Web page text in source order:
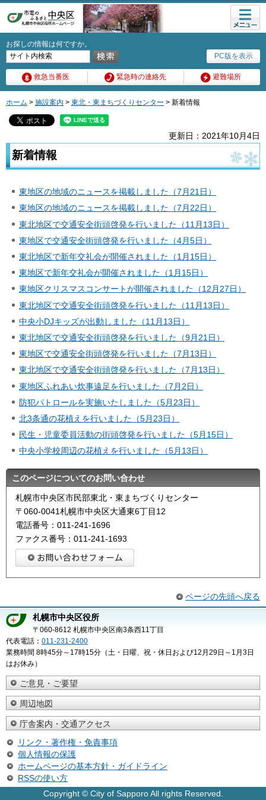
PC版を表示
お探しの情報は何ですか。
救急当番医 緊急時の連絡先 避難場所
メニュ
ー
ホーム > 施設案内 > 東北・東まちづくりセンター > 新着情報
更新日：2021年10月4日
新着情報
東地区の地域のニュースを掲載しました（7月21日）
東地区の地域のニュースを掲載しました（7月22日）
東北地区で交通安全街頭啓発を行いました（11月13日）
東地区で交通安全街頭啓発を行いました（4月5日）
東北地区で新年交礼会が開催されました（1月15日）
東地区で新年交礼会が開催されました（1月15日）
東地区クリスマスコンサートが開催されました（12月27日）
東北地区で交通安全街頭啓発を行いました（11月13日）
中央小DJキッズが出動しました（11月13日）
東北地区で交通安全街頭啓発を行いました（9月21日）
東地区で交通安全街頭啓発を行いました（7月13日）
東北地区で交通安全街頭啓発を行いました（7月13日）
東地区ふれあい炊事遠足を行いました（7月2日）
防犯パトロールを実施いたしました（5月23日）
北3条通の花植えを行いました（5月23日）
民生・児童委員活動の街頭啓発を行いました（5月15日）
中央小学校周辺の花植えを行いました（5月13日）
このページについてのお問い合わせ
札幌市中央区市民部東北・東まちづくりセンター
〒060-0041札幌市中央区大通東6丁目12
電話番号：011-241-1696
ファクス番号：011-241-1693
ページの先頭へ戻る
札幌市中央区役所
〒060-8612 札幌市中央区南3条西11丁目
代表電話： 011-231-2400
業務時間 8時45分～17時15分（土・日曜、祝・休日および12月29日～1月3日
はお休み）
ご意見・ご要望
周辺地図
庁舎案内・交通アクセス
リンク・著作権・免責事項
個人情報の保護
ホームページの基本方針・ガイドライン
RSSの使い方
Copyright © City of Sapporo All rights Reserved.